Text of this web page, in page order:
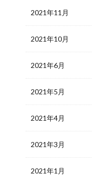
2021年11月
2021年10月
2021年6月
2021年5月
2021年4月
2021年3月
2021年1月